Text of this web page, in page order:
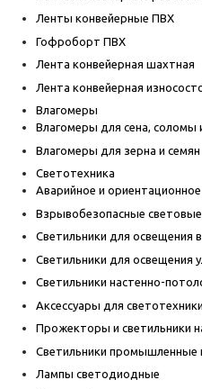
Ленты конвейерные ПВХ
Гофроборт ПВХ
Лента конвейерная шахтная
Лента конвейерная
Влагомеры
Влагомеры для сена, соломы
Влагомеры для зерна и семян
Светотехника
Аварийное и
Взрывобезопасные
Светильники для освещения
Светильники для освещения
Светильники настенно-
Аксессуары для
Прожекторы и светильники
Светильники промышленные
Лампы светодиодные